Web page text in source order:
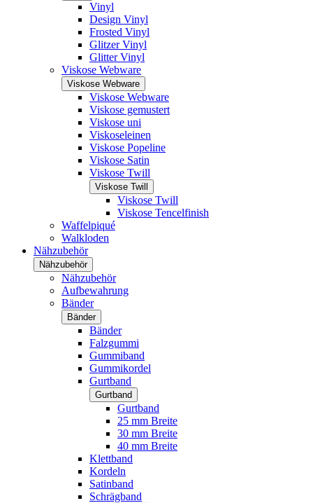
Vinyl
Design Vinyl
Frosted Vinyl
Glitzer Vinyl
Glitter Vinyl
Viskose Webware
Viskose Webware
Viskose Webware
Viskose gemustert
Viskose uni
Viskoseleinen
Viskose Popeline
Viskose Satin
Viskose Twill
Viskose Twill
Viskose Twill
Viskose Tencelfinish
Waffelpiqué
Walkloden
Nähzubehör
Nähzubehör
Nähzubehör
Aufbewahrung
Bänder
Bänder
Bänder
Falzgummi
Gummiband
Gummikordel
Gurtband
Gurtband
Gurtband
25 mm Breite
30 mm Breite
40 mm Breite
Klettband
Kordeln
Satinband
Schrägband